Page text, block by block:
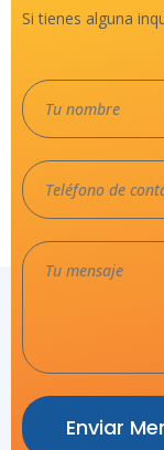
Si tienes alguna
Enviar